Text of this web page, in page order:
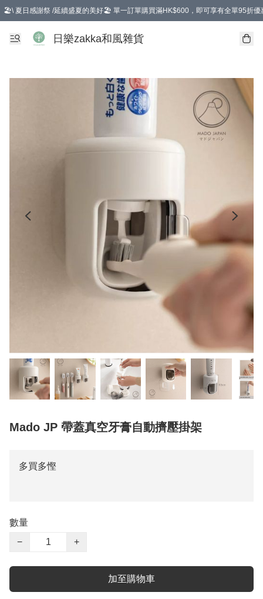
🏖️\ 夏日感謝祭 /延續盛夏的美好🏖️ 單一訂單購買滿HK$600，即可享有全單95折優
選擇GoGoX住宅/工商地址配送，單一訂單消費購物滿HK$680(折扣後），可享有
日樂zakka和風雜貨
Mado JP 帶蓋真空牙膏自動擠壓掛架
多買多慳
數量
−
+
加至購物車